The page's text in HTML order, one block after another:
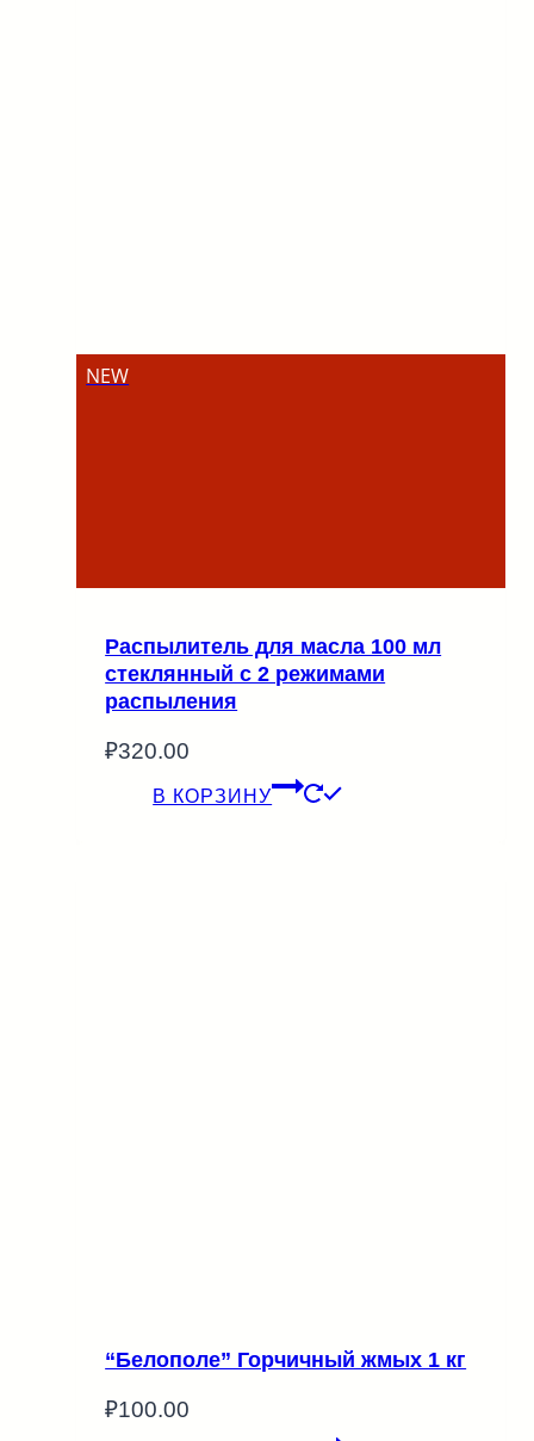
NEW
Распылитель для масла 100 мл
стеклянный с 2 режимами
распыления
₽320.00
В КОРЗИНУ
“Белополе” Горчичный жмых 1 кг
₽100.00